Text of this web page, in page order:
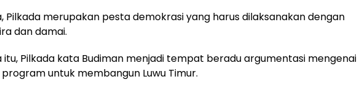
Pilkada merupakan pesta demokrasi yang harus dilaksanakan dengan
dan damai.
itu, Pilkada kata Budiman menjadi tempat beradu argumentasi mengenai
program untuk membangun Luwu Timur.